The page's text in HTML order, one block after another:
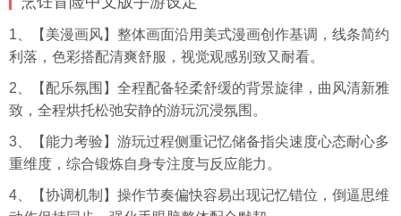
1、【美漫画风】整体画面沿用美式漫画创作基调，线条简约
利落，色彩搭配清爽舒服，视觉观感别致又耐看。
2、【配乐氛围】全程配备轻柔舒缓的背景旋律，曲风清新雅
致，全程烘托松弛安静的游玩沉浸氛围。
3、【能力考验】游玩过程侧重记忆储备指尖速度心态耐心多
重维度，综合锻炼自身专注度与反应能力。
4、【协调机制】操作节奏偏快容易出现记忆错位，倒逼思维